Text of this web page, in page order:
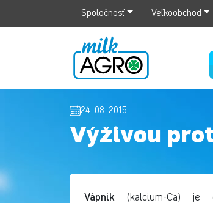
Spoločnosť Veľkoobchod
24. 08. 2015
Výživou
Vápnik
(kalcium-Ca) je